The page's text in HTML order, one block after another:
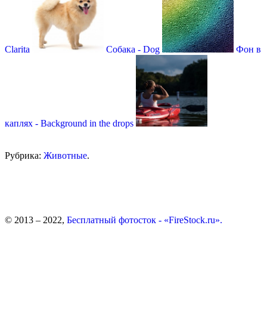
Clarita Собака - Dog Фон в
каплях - Background in the drops
Рубрика: Животные.
© 2013 – 2022, Бесплатный фотосток - «FireStock.ru».